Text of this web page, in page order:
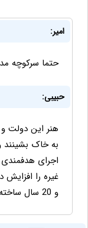
امیر:
حتما سرکوچه
حبیبی:
هنر این دولت
به خاک بشینند
اجرای
و 20 سال ساخته باید دید